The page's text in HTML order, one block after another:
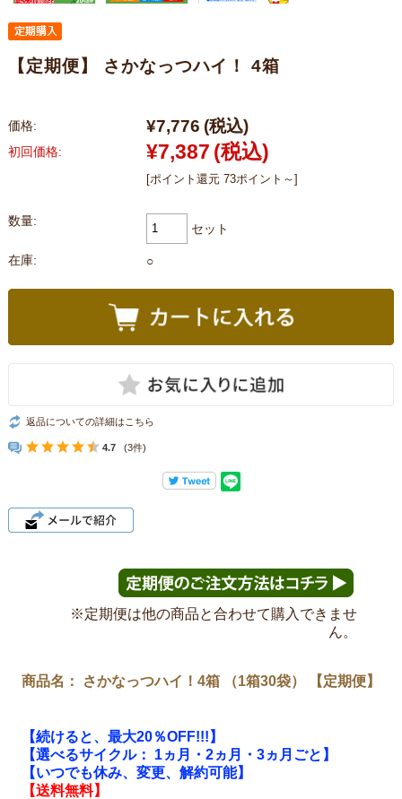
【定期便】 さかなっつハイ！ 4箱
価格: ¥7,776 (税込)
初回価格: ¥7,387 (税込)
[ポイント還元 73ポイント～]
数量:
セット
在庫: ○
返品についての詳細はこちら
4.7 (3件)
※定期便は他の商品と合わせて購入できませ
ん。
商品名： さかなっつハイ！4箱 （1箱30袋） 【定期便】
【続けると、最大20％OFF!!!】
【選べるサイクル： 1ヵ月・2ヵ月・3ヵ月ごと】
【いつでも休み、変更、解約可能】
【送料無料】